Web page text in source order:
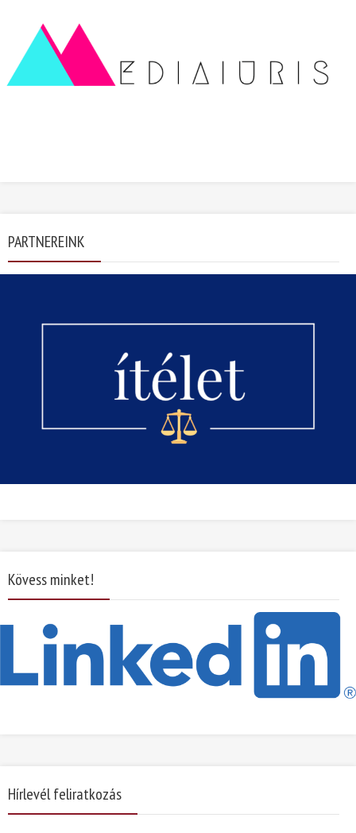
PARTNEREINK
Kövess minket!
Hírlevél feliratkozás